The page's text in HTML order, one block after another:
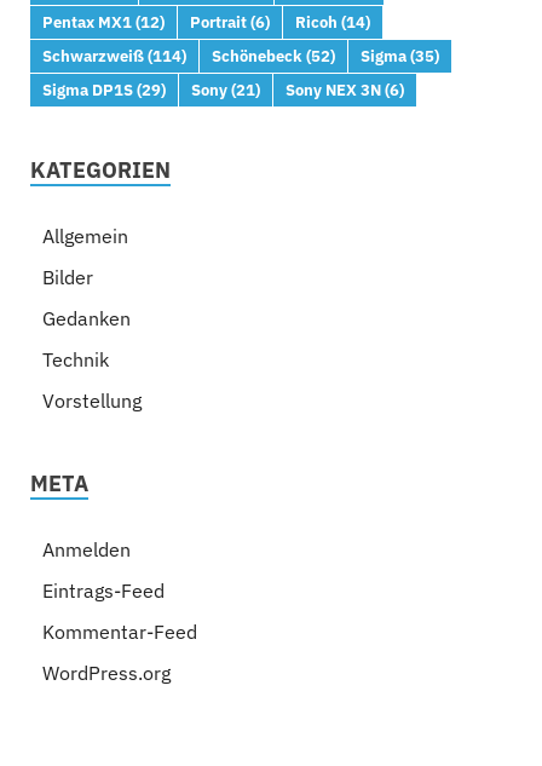
Pentax MX1(12) Portrait(6) Ricoh (14)
Schwarzweiß(114) Schönebeck(52) Sigma(35)
Sigma DP1S(29) Sony(21) Sony NEX 3N(6)
KATEGORIEN
Allgemein
Bilder
Gedanken
Technik
Vorstellung
META
Anmelden
Eintrags-Feed
Kommentar-Feed
WordPress.org